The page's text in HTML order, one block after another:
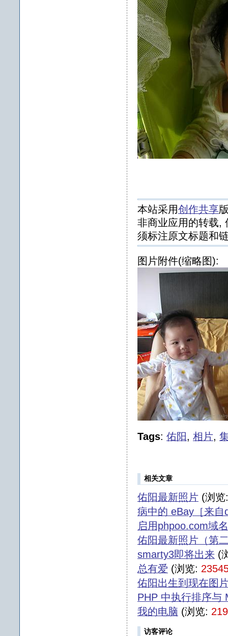
本站采用创作共享
非商业应用的转载,
须标注原文标题和
图片附件(缩略图):
Tags: 佑阳, 相片,
相关文章
佑阳最新照片 (浏
病中的 eBay［来
启用phpoo.com域名
佑阳最新照片（第
smarty3即将出来 (
总有爱 (浏览:
佑阳出生到现在图
PHP 中执行排序与
我的电脑 (浏览:
访客评论